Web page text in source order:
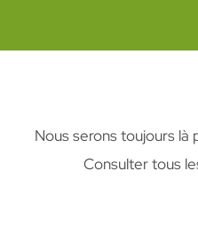
Nous serons toujours
Consulter tous